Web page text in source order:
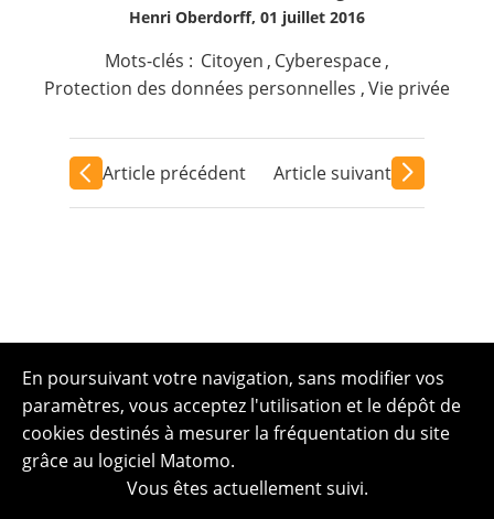
Henri Oberdorff, 01 juillet 2016
Mots-clés : Citoyen , Cyberespace,
Protection des données personnelles ,Vie privée
Article précédent Article suivant
En poursuivant votre navigation, sans modifier vos
paramètres, vous acceptez l'utilisation et le dépôt de
cookies destinés à mesurer la fréquentation du site
grâce au logiciel Matomo.
Vous êtes actuellement suivi.